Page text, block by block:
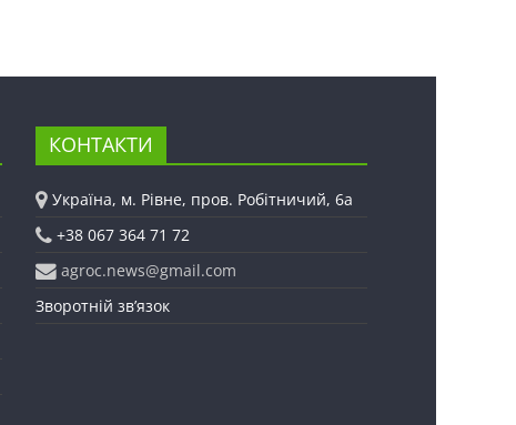
КОНТАКТИ
Україна, м. Рівне, пров. Робітничий, 6а
+38 067 364 71 72
agroc.news@gmail.com
Зворотній зв’язок